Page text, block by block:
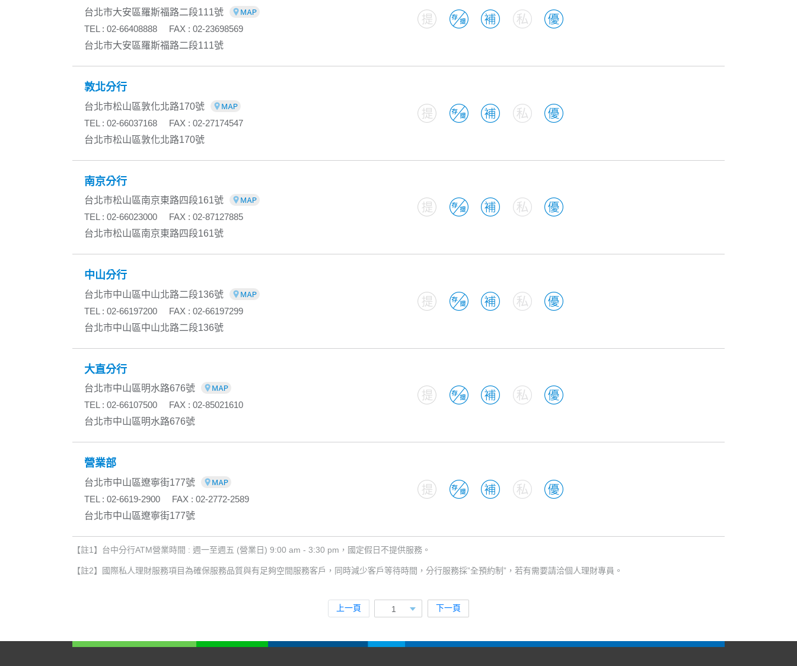
台北市大安區羅斯福路二段111號
TEL : 02-66408888
FAX : 02-23698569
台北市大安區羅斯福路二段111號
敦北分行
台北市松山區敦化北路170號
TEL : 02-66037168
FAX : 02-27174547
台北市松山區敦化北路170號
南京分行
台北市松山區南京東路四段161號
TEL : 02-66023000
FAX : 02-87127885
台北市松山區南京東路四段161號
中山分行
台北市中山區中山北路二段136號
TEL : 02-66197200
FAX : 02-66197299
台北市中山區中山北路二段136號
大直分行
台北市中山區明水路676號
TEL : 02-66107500
FAX : 02-85021610
台北市中山區明水路676號
營業部
台北市中山區遼寧街177號
TEL : 02-6619-2900
FAX : 02-2772-2589
台北市中山區遼寧街177號
【註1】台中分行ATM營業時間 : 週一至週五 (營業日) 9:00 am - 3:30 pm，國定假日不提供服務。
【註2】國際私人理財服務項目為確保服務品質與有足夠空間服務客戶，同時減少客戶等待時間，分行服務採”全預約制”，若有需要請洽個人理財專員。
上一頁 1 下一頁